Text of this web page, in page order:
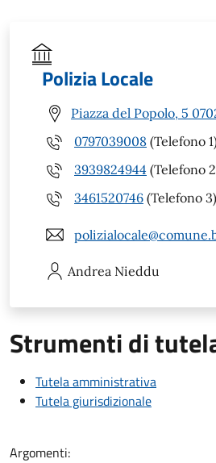
Polizia Locale
Piazza del Popolo, 5
0797039008 (Telefono
3939824944 (Telefono
3461520746 (Telefono 3)
Andrea Nieddu
Strumenti di
Tutela amministrativa
Tutela giurisdizionale
Argomenti: